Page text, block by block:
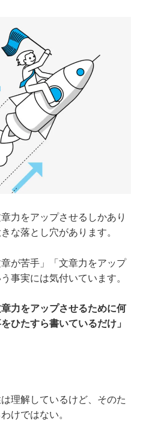
力をアップさせるしかあり
な落とし穴があります。
が苦手」「文章力をアップ
事実には気付いています。
力をアップさせるために何
ひたすら書いているだけ」
理解しているけど、そのた
けではない。